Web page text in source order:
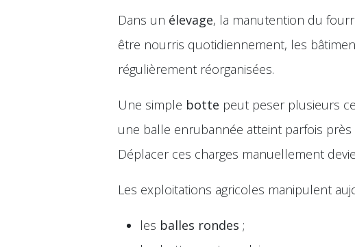
Dans un élevage, la manutention du
être nourris quotidiennement, les
régulièrement réorganisées.
Une simple botte peut peser plusieurs
une balle enrubannée atteint parfois
Déplacer ces charges manuellement
Les exploitations agricoles manipulent
les balles rondes ;